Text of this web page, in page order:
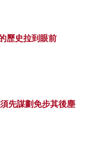
歷史拉到眼前
先謀劃免步其後塵